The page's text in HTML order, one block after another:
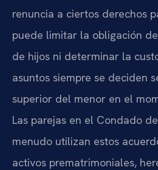
renuncia a ciertos derechos
puede limitar la obligación
de hijos ni determinar la
asuntos siempre se deciden
superior del menor en el
Las parejas en el Condado
menudo utilizan estos
activos prematrimoniales,